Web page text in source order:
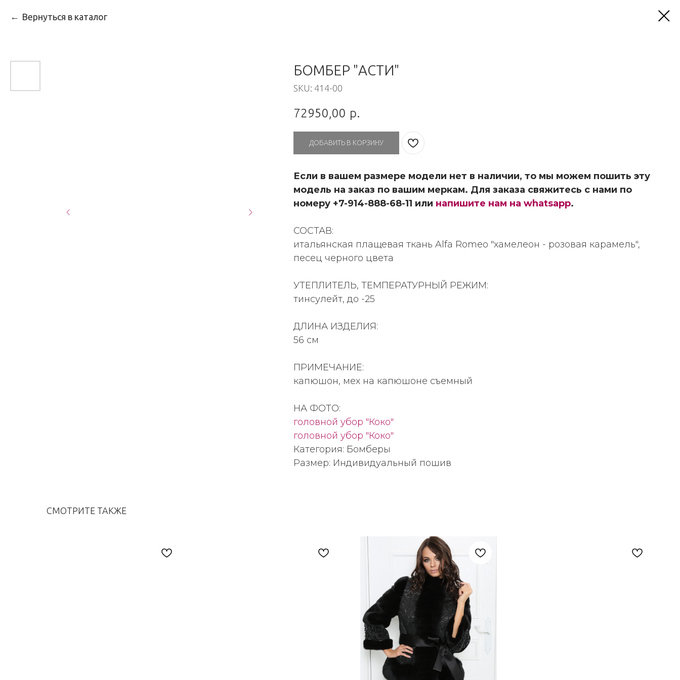
Вернуться в каталог
БОМБЕР "АСТИ"
SKU: 414-00
72950,00 р.
ДОБАВИТЬ В КОРЗИНУ
Если в вашем размере модели нет в наличии, то мы можем пошить эту
модель на заказ по вашим меркам. Для заказа свяжитесь с нами по
номеру +7-914-888-68-11 или напишите нам на whatsapp.
СОСТАВ:
итальянская плащевая ткань Alfa Romeo "хамелеон - розовая карамель",
песец черного цвета
УТЕПЛИТЕЛЬ, ТЕМПЕРАТУРНЫЙ РЕЖИМ:
тинсулейт, до -25
ДЛИНА ИЗДЕЛИЯ:
56 см
ПРИМЕЧАНИЕ:
капюшон, мех на капюшоне съемный
НА ФОТО:
головной убор "Коко"
головной убор "Коко"
Категория: Бомберы
Размер: Индивидуальный пошив
СМОТРИТЕ ТАКЖЕ